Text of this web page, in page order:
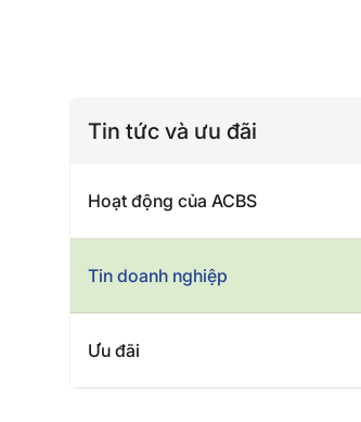
Tin tức và ưu đãi
Hoạt động của ACBS
Tin doanh nghiệp
Ưu đãi